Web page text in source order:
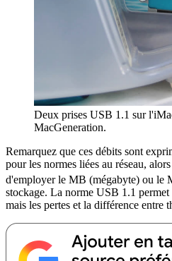
Deux prises USB 1.1 sur
MacGeneration.
Remarquez que ces débits sont
pour les normes liées au réseau,
d'employer le MB (mégabyte) ou le
stockage. La norme USB 1.1
mais les pertes et la différence